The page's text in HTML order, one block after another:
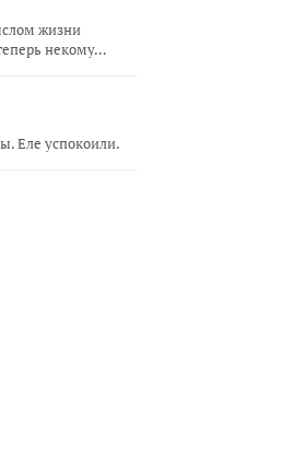
жизни
некому…
Еле успокоили.